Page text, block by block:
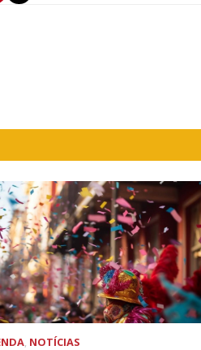
NOTÍCIAS